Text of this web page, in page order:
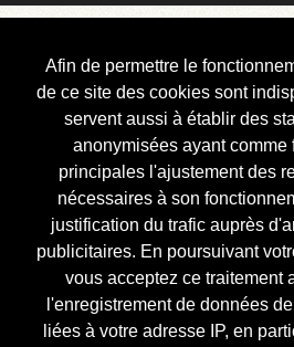
Afin de permettre le
de ce site des cookies sont
servent aussi à établir des
anonymisées ayant comme
principales l'ajustement des
nécessaires à son
justification du trafic auprès
publicitaires. En poursuivant
vous acceptez ce traitement
l'enregistrement de données
liées à votre adresse IP, en
Courbis, « LE »
Blog Officiel
Bienvenue
Réalisations
Divers (et d’été)
Annonces
Liens externes